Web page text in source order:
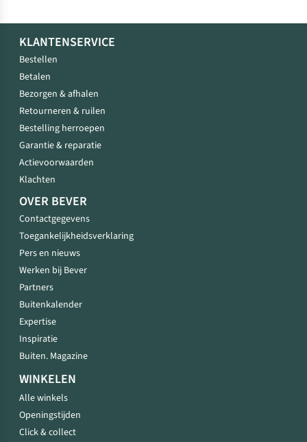
KLANTENSERVICE
Bestellen
Betalen
Bezorgen & afhalen
Retourneren & ruilen
Bestelling herroepen
Garantie & reparatie
Actievoorwaarden
Klachten
OVER BEVER
Contactgegevens
Toegankelijkheidsverklaring
Pers en nieuws
Werken bij Bever
Partners
Buitenkalender
Expertise
Inspiratie
Buiten. Magazine
WINKELEN
Alle winkels
Openingstijden
Click & collect